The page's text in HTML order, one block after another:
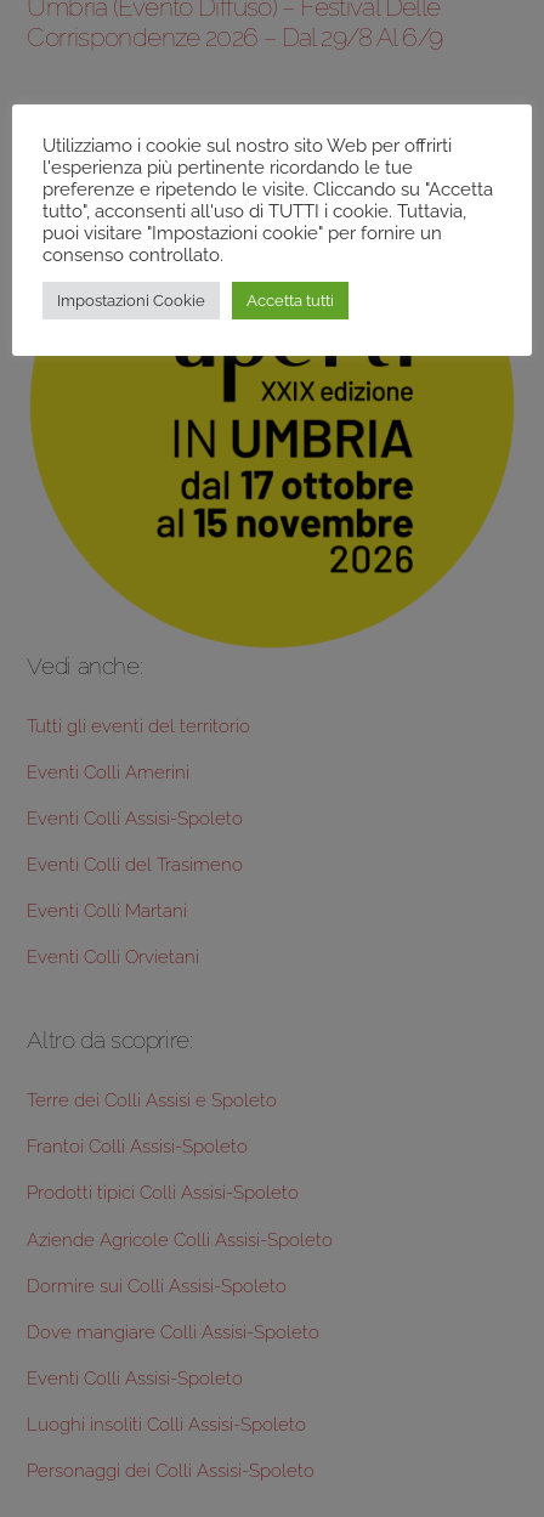
Umbria (evento Diffuso) – Festival Delle
Corrispondenze 2026 – Dal 29/8 Al 6/9
Vedi anche:
Tutti gli eventi del territorio
Eventi Colli Amerini
Eventi Colli Assisi-Spoleto
Eventi Colli del Trasimeno
Eventi Colli Martani
Eventi Colli Orvietani
Altro da scoprire:
Terre dei Colli Assisi e Spoleto
Frantoi Colli Assisi-Spoleto
Prodotti tipici Colli Assisi-Spoleto
Aziende Agricole Colli Assisi-Spoleto
Dormire sui Colli Assisi-Spoleto
Dove mangiare Colli Assisi-Spoleto
Eventi Colli Assisi-Spoleto
Luoghi insoliti Colli Assisi-Spoleto
Personaggi dei Colli Assisi-Spoleto
Utilizziamo i cookie sul nostro sito Web per offrirti
l'esperienza più pertinente ricordando le tue
preferenze e ripetendo le visite. Cliccando su "Accetta
tutto", acconsenti all'uso di TUTTI i cookie. Tuttavia,
puoi visitare "Impostazioni cookie" per fornire un
consenso controllato.
Impostazioni Cookie Accetta tutti